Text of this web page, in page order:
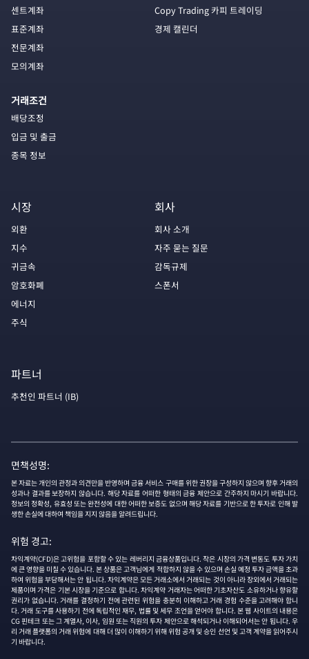
센트계좌
표준계좌
전문계좌
모의계좌
거래조건
배당조정
입금 및 출금
종목 정보
Copy Trading 카피 트레이딩
경제 캘린더
시장
외환
지수
귀금속
암호화폐
에너지
주식
회사
회사 소개
자주 묻는 질문
감독규제
스폰서
파트너
추천인 파트너 (IB)
면책성명:
본 자료는 개인의 관정과 의견만을 반영하며 금융 서비스 구매를 위한 권장을 구성하지 않으며 향후 거래의
성과나 결과를 보장하지 않습니다. 해당 자료를 어떠한 형태의 금융 제안으로 간주하지 마시기 바랍니다.
정보의 정확성, 유효성 또는 완전성에 대한 어떠한 보증도 없으며 해당 자료를 기반으로 한 투자로 인해 발
생한 손실에 대하여 책임을 지지 않음을 알려드립니다.
위험 경고:
차익계약(CFD)은 고위험을 포함할 수 있는 레버리지 금융상품입니다. 작은 시장의 가격 변동도 투자 가치
에 큰 영향을 미칠 수 있습니다. 본 상품은 고객님에게 적합하지 않을 수 있으며 손실 예정 투자 금액을 초과
하여 위험을 부담해서는 안 됩니다. 차익계약은 모든 거래소에서 거래되는 것이 아니라 장외에서 거래되는
제품이며 가격은 기본 시장을 기준으로 합니다. 차익계약 거래자는 어떠한 기초자산도 소유하거나 향유할
권리가 없습니다. 거래를 결정하기 전에 관련된 위험을 충분히 이해하고 거래 경험 수준을 고려해야 합니
다. 거래 도구를 사용하기 전에 독립적인 재무, 법률 및 세무 조언을 얻어야 합니다. 본 웹 사이트의 내용은
CG 핀테크 또는 그 계열사, 이사, 임원 또는 직원의 투자 제안으로 해석되거나 이해되어서는 안 됩니다. 우
리 거래 플랫폼의 거래 위험에 대해 더 많이 이해하기 위해 위험 공개 및 승인 선언 및 고객 계약을 읽어주시
기 바랍니다.